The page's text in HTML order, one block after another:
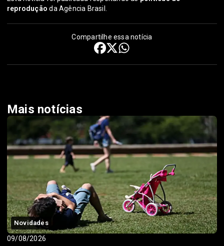
reprodução da Agência Brasil.
Compartilhe essa notícia
Mais notícias
Novidades
09/08/2026